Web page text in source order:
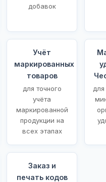
добавок
Учёт
маркированных
товаров
для точного
учёта
маркированной
продукции на
всех этапах
Заказ и
печать кодов